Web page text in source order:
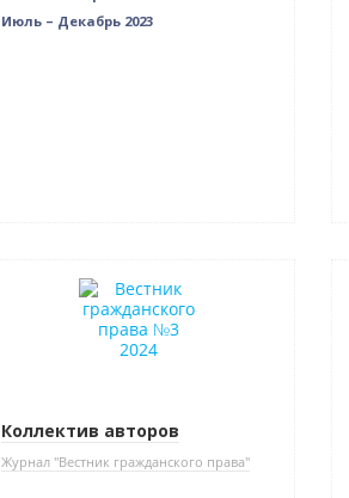
Июль – Декабрь 2023
Коллектив авторов
Журнал "Вестник гражданского права"